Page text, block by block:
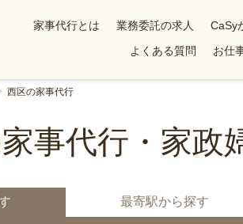
家事代行とは 業務委託の求人
CaSy
よくある質問
お仕
西区の家事代行
事代行・家政
最寄駅から探す